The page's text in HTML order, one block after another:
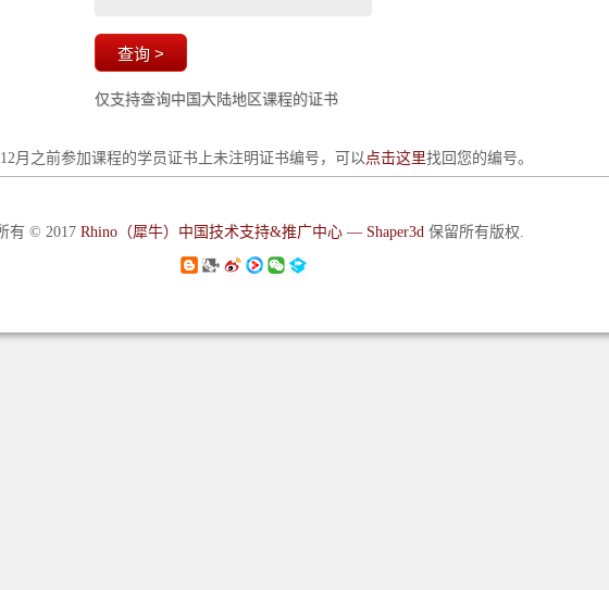
仅支持查询中国大陆地区课程的证书
月之前参加课程的学员证书上未注明证书编号，可以点击这里找回您的编号。
有 © 2017 Rhino（犀牛）中国技术支持&推广中心 — Shaper3d保留所有版权.